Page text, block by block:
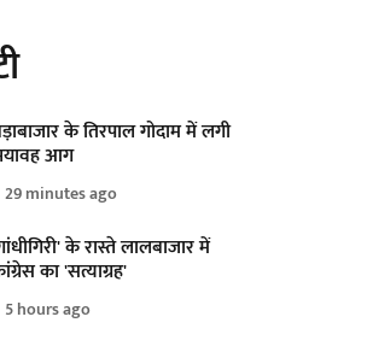
के तिरपाल गोदाम में लगी
आग
29 minutes ago
के रास्ते लालबाजार में
का 'सत्याग्रह'
5 hours ago